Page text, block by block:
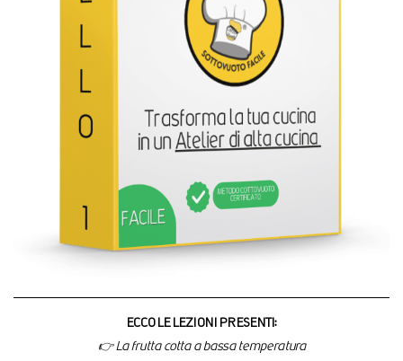
ECCO LE LEZIONI PRESENTI:
👉 La frutta cotta a bassa temperatura